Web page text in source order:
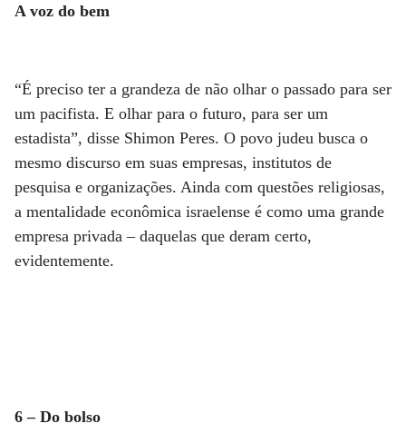
A voz do bem
“É preciso ter a grandeza de não olhar o passado para ser
um pacifista. E olhar para o futuro, para ser um
estadista”, disse Shimon Peres. O povo judeu busca o
mesmo discurso em suas empresas, institutos de
pesquisa e organizações. Ainda com questões religiosas,
a mentalidade econômica israelense é como uma grande
empresa privada – daquelas que deram certo,
evidentemente.
6 – Do bolso